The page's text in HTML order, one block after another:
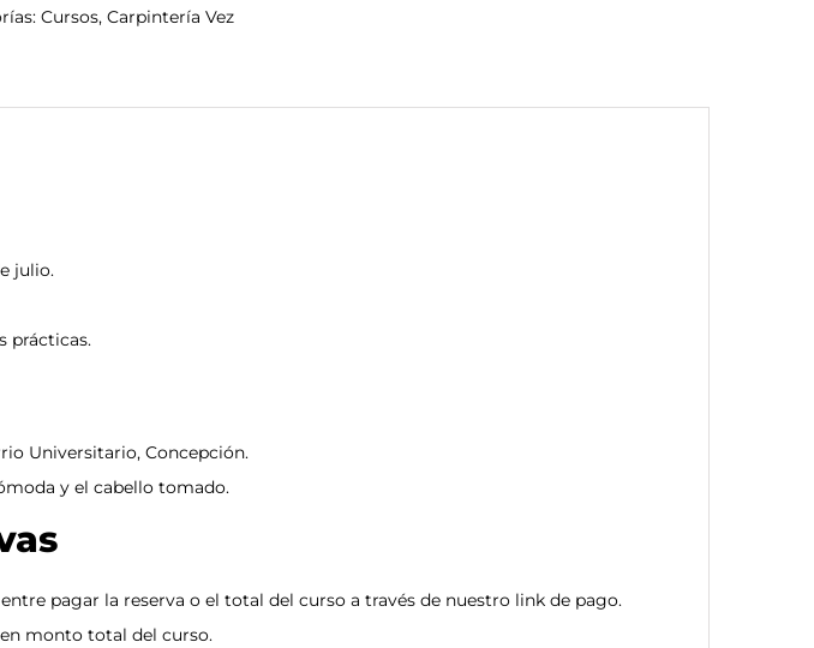
Cursos, Carpintería Vez
julio.
prácticas.
Universitario, Concepción.
y el cabello tomado.
pagar la reserva o el total del curso a través de nuestro link de pago.
monto total del curso.